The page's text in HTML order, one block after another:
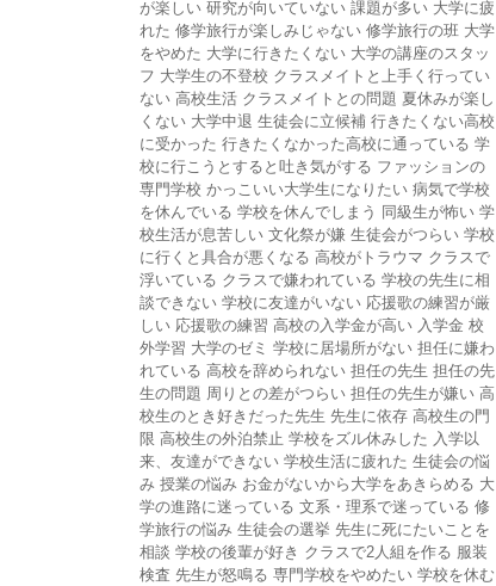
が楽しい 研究が向いていない 課題が多い 大学に疲
れた 修学旅行が楽しみじゃない 修学旅行の班 大学
をやめた 大学に行きたくない 大学の講座のスタッ
フ 大学生の不登校 クラスメイトと上手く行ってい
ない 高校生活 クラスメイトとの問題 夏休みが楽し
くない 大学中退 生徒会に立候補 行きたくない高校
に受かった 行きたくなかった高校に通っている 学
校に行こうとすると吐き気がする ファッションの
専門学校 かっこいい大学生になりたい 病気で学校
を休んでいる 学校を休んでしまう 同級生が怖い 学
校生活が息苦しい 文化祭が嫌 生徒会がつらい 学校
に行くと具合が悪くなる 高校がトラウマ クラスで
浮いている クラスで嫌われている 学校の先生に相
談できない 学校に友達がいない 応援歌の練習が厳
しい 応援歌の練習 高校の入学金が高い 入学金 校
外学習 大学のゼミ 学校に居場所がない 担任に嫌わ
れている 高校を辞められない 担任の先生 担任の先
生の問題 周りとの差がつらい 担任の先生が嫌い 高
校生のとき好きだった先生 先生に依存 高校生の門
限 高校生の外泊禁止 学校をズル休みした 入学以
来、友達ができない 学校生活に疲れた 生徒会の悩
み 授業の悩み お金がないから大学をあきらめる 大
学の進路に迷っている 文系・理系で迷っている 修
学旅行の悩み 生徒会の選挙 先生に死にたいことを
相談 学校の後輩が好き クラスで2人組を作る 服装
検査 先生が怒鳴る 専門学校をやめたい 学校を休む